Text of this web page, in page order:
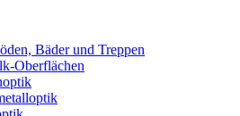
Bäder und Treppen
Oberflächen